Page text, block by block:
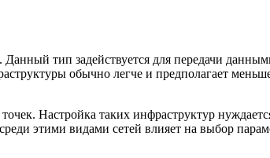
Данный тип задействуется для передачи
обычно легче и предполагает
Настройка таких инфраструктур
этими видами сетей влияет на выбор